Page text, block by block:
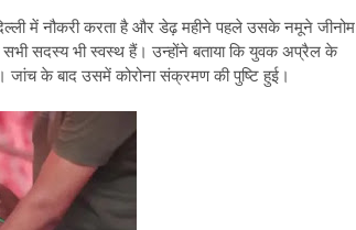
में नौकरी करता है और डेढ़ महीने पहले उसके नमूने जीनोम
सदस्य भी स्वस्थ हैं। उन्होंने बताया कि युवक अप्रैल के
के बाद उसमें कोरोना संक्रमण की पुष्टि हुई।